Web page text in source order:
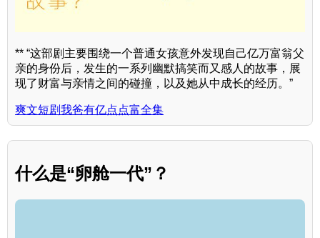
** “这部剧主要围绕一个普通女孩意外发现自己亿万富翁父
亲的身份后，发生的一系列幽默搞笑而又感人的故事，展
现了财富与亲情之间的碰撞，以及她从中成长的经历。”
爽文短剧我爸有亿点点富全集
什么是“卵舱一代”？